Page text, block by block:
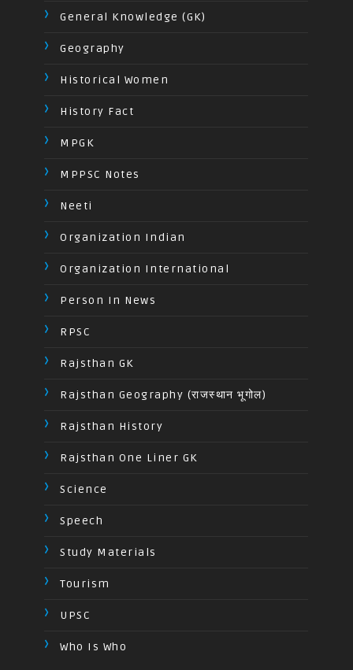
General Knowledge (GK)
Geography
Historical Women
History Fact
MPGK
MPPSC Notes
Neeti
Organization Indian
Organization International
Person In News
RPSC
Rajsthan GK
Rajsthan Geography (राजस्थान भूगोल)
Rajsthan History
Rajsthan One Liner GK
Science
Speech
Study Materials
Tourism
UPSC
Who Is Who